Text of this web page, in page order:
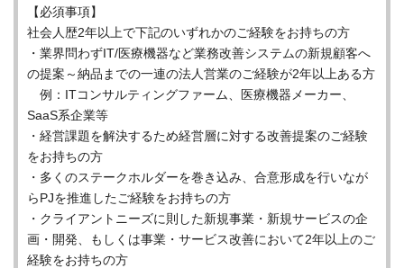
【必須事項】
社会人歴2年以上で下記のいずれかのご経験をお持ちの方
・業界問わずIT/医療機器など業務改善システムの新規顧客へ
の提案～納品までの一連の法人営業のご経験が2年以上ある方
例：ITコンサルティングファーム、医療機器メーカー、
SaaS系企業等
・経営課題を解決するため経営層に対する改善提案のご経験
をお持ちの方
・多くのステークホルダーを巻き込み、合意形成を行いなが
らPJを推進したご経験をお持ちの方
・クライアントニーズに則した新規事業・新規サービスの企
画・開発、もしくは事業・サービス改善において2年以上のご
経験をお持ちの方